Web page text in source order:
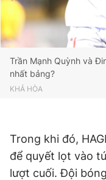
Trần Mạnh Quỳnh và
nhất bảng?
KHẢ HÒA
Trong khi đó,
để quyết lọt vào
lượt cuối. Đội